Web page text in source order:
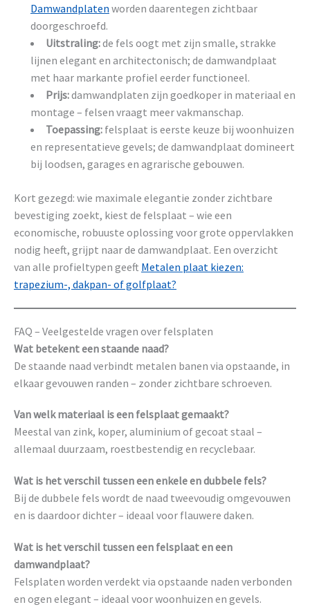
Damwandplaten worden daarentegen zichtbaar
doorgeschroefd.
Uitstraling:de fels oogt met zijn smalle, strakke
lijnen elegant en architectonisch; de damwandplaat
met haar markante profiel eerder functioneel.
Prijs:damwandplaten zijn goedkoper in materiaal en
montage – felsen vraagt meer vakmanschap.
Toepassing: felsplaat is eerste keuze bij woonhuizen
en representatieve gevels; de damwandplaat domineert
bij loodsen, garages en agrarische gebouwen.
Kort gezegd: wie maximale elegantie zonder zichtbare
bevestiging zoekt, kiest de felsplaat – wie een
economische, robuuste oplossing voor grote oppervlakken
nodig heeft, grijpt naar de damwandplaat. Een overzicht
van alle profieltypen geeft Metalen plaat kiezen:
trapezium-, dakpan- of golfplaat?
FAQ – Veelgestelde vragen over felsplaten
Wat betekent een staande naad?
De staande naad verbindt metalen banen via opstaande, in
elkaar gevouwen randen – zonder zichtbare schroeven.
Van welk materiaal is een felsplaat gemaakt?
Meestal van zink, koper, aluminium of gecoat staal –
allemaal duurzaam, roestbestendig en recyclebaar.
Wat is het verschil tussen een enkele en dubbele fels?
Bij de dubbele fels wordt de naad tweevoudig omgevouwen
en is daardoor dichter – ideaal voor flauwere daken.
Wat is het verschil tussen een felsplaat en een
damwandplaat?
Felsplaten worden verdekt via opstaande naden verbonden
en ogen elegant – ideaal voor woonhuizen en gevels.